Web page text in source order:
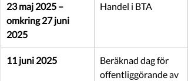
23 maj 2025 –
omkring 27 juni
2025
Handel i BTA
11 juni 2025
Beräknad dag för
offentliggörande av